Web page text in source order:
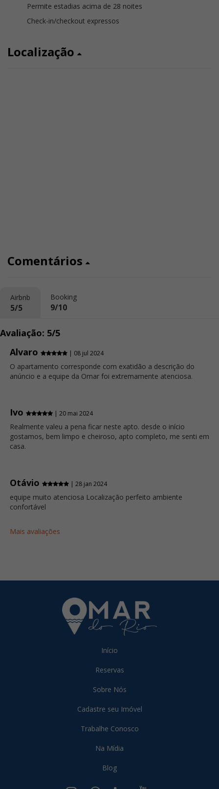
Permite estadias acima de 28 noites
Check-in/checkout expressos
Localização
Comentários
Airbnb
5/5
Booking
9/10
Avaliação: 5/5
Alvaro
| 08 jul 2024
O apartamento corresponde com exatidão a descrição do
anúncio e a equipe da Omar foi extremamente atenciosa.
Ivo | 20 mai 2024
Realmente valeu a pena ficar neste apto. desde o início
gostamos, bem limpo e cheiroso, apto completo, me senti em
casa.
Otávio | 28 jan 2024
equipe muito atenciosa Localização perfeito ambiente
confortável
Mais avaliações
Início
Reservas
Sobre Nós
Cadastre seu Imóvel
Trabalhe Conosco
Na Mídia
Blog